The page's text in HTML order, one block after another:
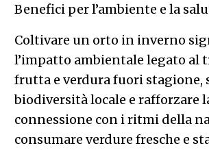
Benefici per l’ambiente e la
Coltivare un orto in inverno
l’impatto ambientale legato al
frutta e verdura fuori stagione,
biodiversità locale e rafforzare
connessione con i ritmi della
consumare verdure fresche e